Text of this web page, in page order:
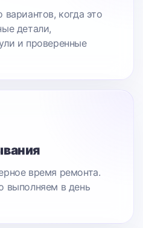
когда это
детали,
и проверенные
время ремонта.
выполняем в день